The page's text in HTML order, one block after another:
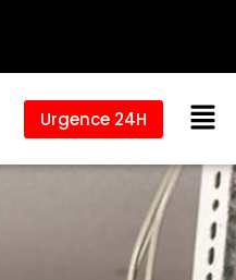
Urgence 24H